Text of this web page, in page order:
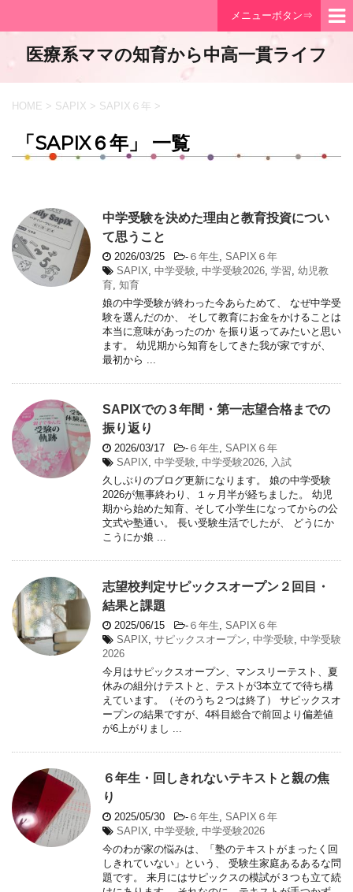
メニューボタン⇒
医療系ママの知育から中高一貫ライフ
HOME > SAPIX > SAPIX６年 >
「SAPIX６年」 一覧
中学受験を決めた理由と教育投資につい
て思うこと
2026/03/25 - ６年生, SAPIX６年
SAPIX, 中学受験, 中学受験2026, 学習, 幼児教
育, 知育
娘の中学受験が終わった今あらためて、 なぜ中学受
験を選んだのか、 そして教育にお金をかけることは
本当に意味があったのか を振り返ってみたいと思い
ます。 幼児期から知育をしてきた我が家ですが、
最初から ...
SAPIXでの３年間・第一志望合格までの
振り返り
2026/03/17 - ６年生, SAPIX６年
SAPIX, 中学受験, 中学受験2026, 入試
久しぶりのブログ更新になります。 娘の中学受験
2026が無事終わり、１ヶ月半が経ちました。 幼児
期から始めた知育、そして小学生になってからの公
文式や塾通い。 長い受験生活でしたが、 どうにか
こうにか娘 ...
志望校判定サピックスオープン２回目・
結果と課題
2025/06/15 - ６年生, SAPIX６年
SAPIX, サピックスオープン, 中学受験, 中学受験
2026
今月はサピックスオープン、マンスリーテスト、夏
休みの組分けテストと、テストが3本立てで待ち構
えています。（そのうち２つは終了） サピックスオ
ープンの結果ですが、4科目総合で前回より偏差値
が6上がりまし ...
６年生・回しきれないテキストと親の焦
り
2025/05/30 - ６年生, SAPIX６年
SAPIX, 中学受験, 中学受験2026
今のわが家の悩みは、「塾のテキストがまったく回
しきれていない」という、 受験生家庭あるあるな問
題です。 来月にはサピックスの模試が３つも立て続